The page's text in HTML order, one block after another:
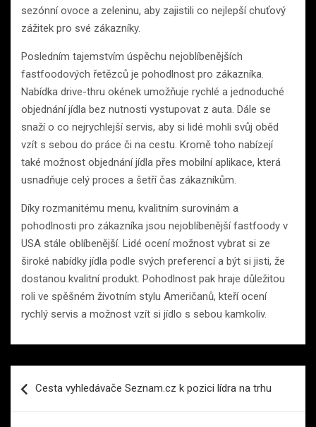
sezónní ovoce a zeleninu, aby zajistili co nejlepší chuťový
zážitek pro své zákazníky.
Posledním tajemstvím úspěchu nejoblíbenějších
fastfoodových řetězců je pohodlnost pro zákazníka.
Nabídka drive-thru okének umožňuje rychlé a jednoduché
objednání jídla bez nutnosti vystupovat z auta. Dále se
snaží o co nejrychlejší servis, aby si lidé mohli svůj oběd
vzít s sebou do práce či na cestu. Kromě toho nabízejí
také možnost objednání jídla přes mobilní aplikace, která
usnadňuje celý proces a šetří čas zákazníkům.
Díky rozmanitému menu, kvalitním surovinám a
pohodlnosti pro zákazníka jsou nejoblíbenější fastfoody v
USA stále oblíbenější. Lidé ocení možnost vybrat si ze
široké nabídky jídla podle svých preferencí a být si jisti, že
dostanou kvalitní produkt. Pohodlnost pak hraje důležitou
roli ve spěšném životním stylu Američanů, kteří ocení
rychlý servis a možnost vzít si jídlo s sebou kamkoliv.
proCesta vyhledávače Seznam.cz k pozici lídra na trhu